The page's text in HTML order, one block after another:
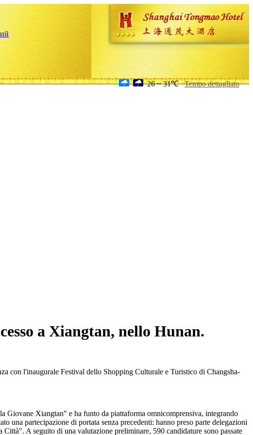
26 ~ 31℃ Tempo dettagliato
a Xiangtan, nello Hunan.
con l'inaugurale Festival dello Shopping Culturale e Turistico di Changsha-
Giovane Xiangtan" e ha funto da piattaforma omnicomprensiva, integrando
una partecipazione di portata senza precedenti: hanno preso parte delegazioni
A seguito di una valutazione preliminare, 590 candidature sono passate